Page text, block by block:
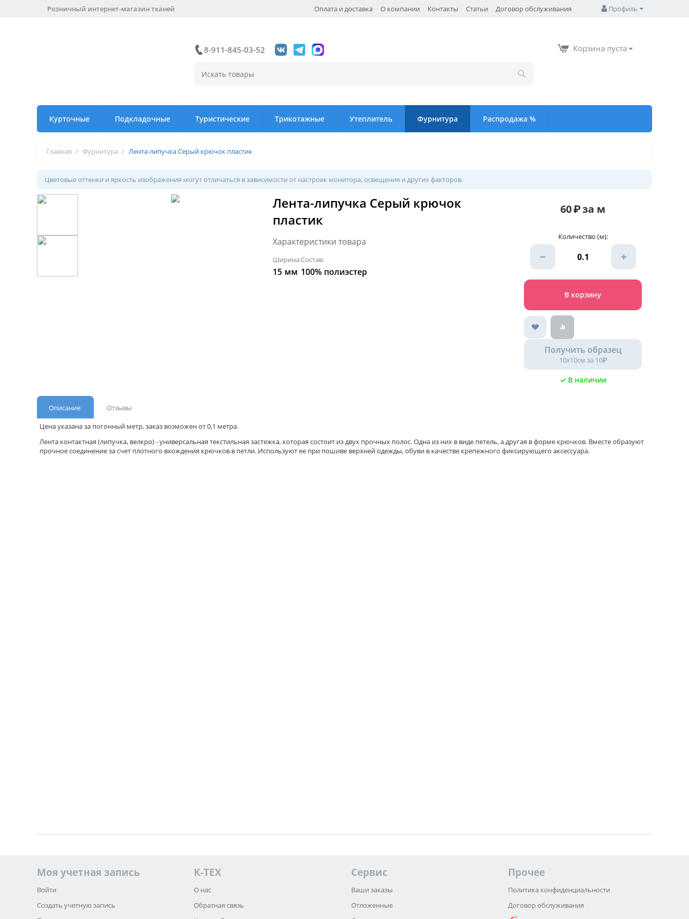
Профиль
Оплата и доставка О компании Контакты Статьи Договор обслуживания
Розничный интернет-магазин тканей
8-911-845-03-52 Корзина пуста
Курточные Подкладочные Туристические Трикотажные Утеплитель Фурнитура Распродажа %
Главная / Фурнитура / Лента-липучка Серый крючок пластик
Цветовые оттенки и яркость изображения могут отличаться в зависимости от настроек монитора, освещения и других факторов.
Лента-липучка Серый крючок
пластик
Характеристики товара
Ширина:
15 мм
Состав:
100% полиэстер
60₽за м
Количество (м):
− +
В корзину
Получить образец
10х10см за 10₽
✓ В наличии
Описание
Отзывы
Цена указана за погонный метр, заказ возможен от 0,1 метра.
Лента контактная (липучка, велкро) - универсальная текстильная застежка, которая состоит из двух прочных полос. Одна из них в виде петель, а другая в форме крючков. Вместе образуют
прочное соединение за счет плотного вхождения крючков в петли. Используют ее при пошиве верхней одежды, обуви в качестве крепежного фиксирующего аксессуара.
Моя учетная запись
Войти
Создать учетную запись
K-TEX
О нас
Обратная связь
Сервис
Ваши заказы
Отложенные
Прочее
Политика конфиденциальности
Договор обслуживания